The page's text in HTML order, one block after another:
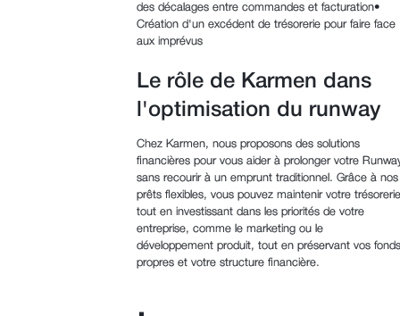
des décalages entre commandes et facturation•
Création d'un excédent de trésorerie pour faire face
aux imprévus
Le rôle de Karmen dans
l'optimisation du runway
Chez Karmen, nous proposons des solutions
financières pour vous aider à prolonger votre
sans recourir à un emprunt traditionnel. Grâce à nos
prêts flexibles, vous pouvez maintenir votre trésorerie
tout en investissant dans les priorités de votre
entreprise, comme le marketing ou le
développement produit, tout en préservant vos fonds
propres et votre structure financière.